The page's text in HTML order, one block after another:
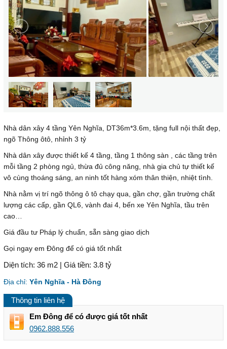
Nhà dân xây 4 tầng Yên Nghĩa, DT36m*3.6m, tặng full nội thất đẹp,
ngõ Thông ôtô, nhỉnh 3 tỷ
Nhà dân xây được thiết kế 4 tầng, tầng 1 thông sàn , các tầng trên
mỗi tầng 2 phòng ngủ, thừa đủ công năng, nhà gia chủ tự thiết kế
vô cùng thoáng sáng, an ninh tốt hàng xóm thân thiện, nhiệt tình.
Nhà nằm vị trí ngõ thông ô tô chạy qua, gần chợ, gần trường chất
lượng các cấp, gần QL6, vành đai 4, bến xe Yên Nghĩa, tầu trên
cao…
Giá đầu tư Pháp lý chuẩn, sẵn sàng giao dịch
Gọi ngay em Đông để có giá tốt nhất
Diện tích: 36 m2 | Giá tiền: 3.8 tỷ
Địa chỉ: Yên Nghĩa - Hà Đông
Thông tin liên hệ
Em Đông để có được giá tốt nhất
0962.888.556